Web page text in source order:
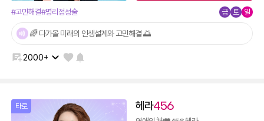
#고민해결#명리점성술 금 토 일
🌈 다가올 미래의 인생설계와 고민해결 🌅
2000+
타로 헤라456